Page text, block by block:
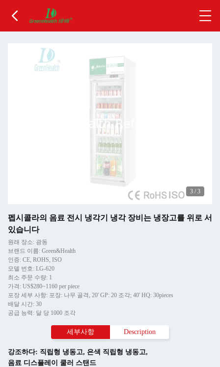
3 / 3
펩시콜라의 음료 전시 냉각기 냉각 장비는 냉장고를 위로 서
있습니다
원래 장소: 광동
브랜드 이름: Green&Health
인증: CE, ROHS, ISO
모델 번호: LG-620
최소 주문 수량: 1
가격: US$280~1160 per piece
포장 세부 사항: 포장: 나무 골격, 20' GP: 20 조각; 40' HQ: 30pieces
배달 시간: 30
공급 능력: 달 당 1000 조각
세부사항 Description
강조하다: 직립형 냉동고, 은색 직립형 냉동고,
음료 디스플레이 쿨러 스탠드